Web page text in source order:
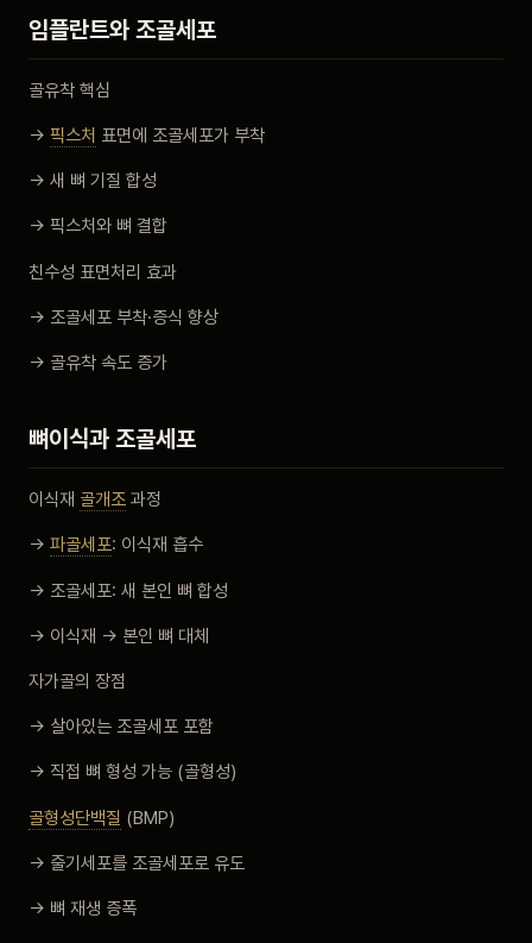
임플란트와 조골세포
골유착 핵심
→ 픽스처 표면에 조골세포가 부착
→ 새 뼈 기질 합성
→ 픽스처와 뼈 결합
친수성 표면처리 효과
→ 조골세포 부착·증식 향상
→ 골유착 속도 증가
뼈이식과 조골세포
이식재 골개조 과정
→ 파골세포: 이식재 흡수
→ 조골세포: 새 본인 뼈 합성
→ 이식재 → 본인 뼈 대체
자가골의 장점
→ 살아있는 조골세포 포함
→ 직접 뼈 형성 가능 (골형성)
골형성단백질 (BMP)
→ 줄기세포를 조골세포로 유도
→ 뼈 재생 증폭